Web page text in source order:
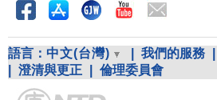
語言： 中文(台灣) 我們的服務
澄清與更正 倫理委員會